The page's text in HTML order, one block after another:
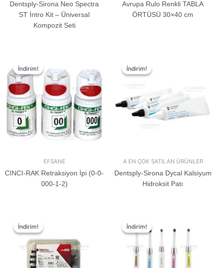
Dentsply-Sirona Neo Spectra
ST İntro Kit – Üniversal
Kompozit Seti
Avrupa Rulo Renkli TABLA
ÖRTÜSÜ 30×40 cm
İndirim!
İndirim!
EFSANE
CINCI-RAK Retraksiyon İpi (0-0-
000-1-2)
İndirim!
İndirim!
A EN ÇOK SATILAN ÜRÜNLER
Dentsply-Sirona Dycal Kalsiyum
Hidroksit Patı
İndirim!
İndirim! İndirim!
İndirim!